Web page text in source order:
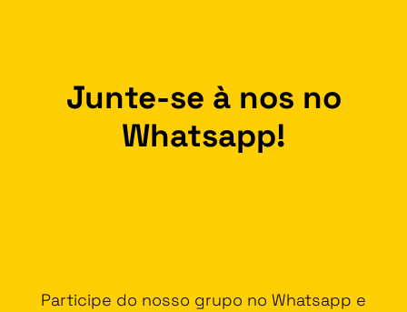
Junte-se à nos no
Whatsapp!
Participe do nosso grupo no Whatsapp e